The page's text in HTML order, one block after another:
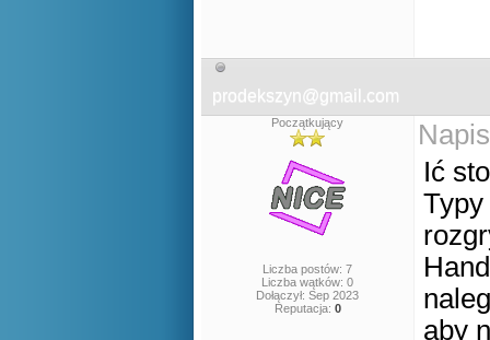
prodekszyn@gmail.com
Początkujący
Liczba postów: 7
Liczba wątków: 0
Dołączył: Sep 2023
Reputacja: 0
Ić
aby